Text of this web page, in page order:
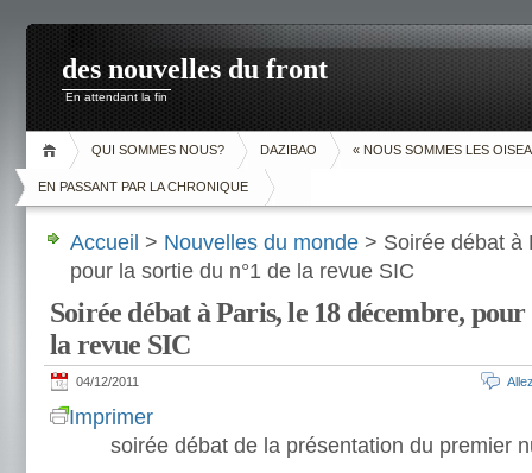
des nouvelles du front
En attendant la fin
QUI SOMMES NOUS? DAZIBAO « NOUS SOMMES LES
EN PASSANT PAR LA CHRONIQUE
Accueil > Nouvelles du monde > Soirée débat à
pour la sortie du n°1 de la revue SIC
Soirée débat à Paris, le 18 décembre,
la revue SIC
04/12/2011
Imprimer
soirée débat de la présentation du premier